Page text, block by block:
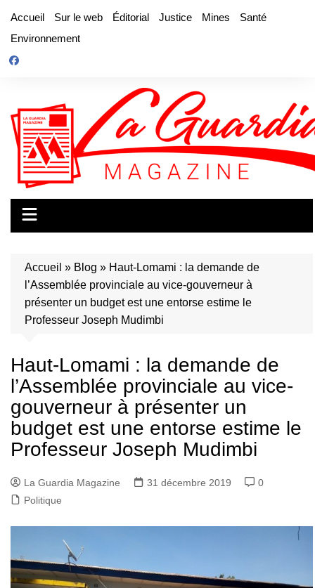
contenu
Accueil Sur le web Éditorial Justice Mines
Santé
Environnement
Accueil » Blog » Haut-Lomami : la demande de
l’Assemblée provinciale au vice-gouverneur à
présenter un budget est une entorse estime le
Professeur Joseph Mudimbi
Haut-Lomami : la demande de
l’Assemblée provinciale au vice-
gouverneur à présenter un
budget est une entorse estime le
Professeur Joseph Mudimbi
La Guardia Magazine 31 décembre 2019
0
Politique